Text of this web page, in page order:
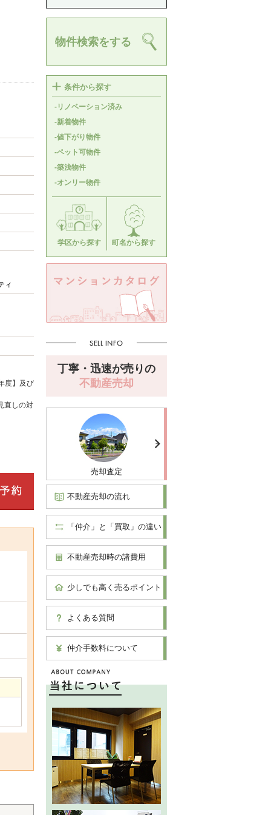
ィ
度】及び
直しの対
物件検索をする
条件から探す
-リノベーション済み
-新着物件
-値下がり物件
-ペット可物件
-築浅物件
-オンリー物件
学区から探す 町名から探す
丁寧・迅速が売りの
不動産売却
売却査定
不動産売却の流れ
「仲介」と「買取」の違い
不動産売却時の諸費用
少しでも高く売るポイント
よくある質問
仲介手数料について